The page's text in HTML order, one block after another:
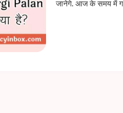
जानेगे. आज के समय में